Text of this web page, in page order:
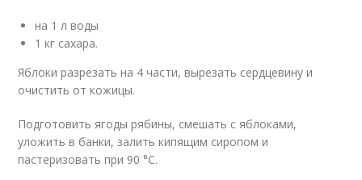
на 1 л воды
1 кг сахара.
Яблоки разрезать на 4 части, вырезать сердцевину и
очистить от кожицы.
Подготовить ягоды рябины, смешать с яблоками,
уложить в банки, залить кипящим сиропом и
пастеризовать при 90 °C.